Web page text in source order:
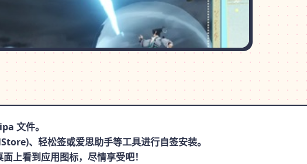
文件。
、轻松签或爱思助手等工具进行自签安装。
上看到应用图标，尽情享受吧！